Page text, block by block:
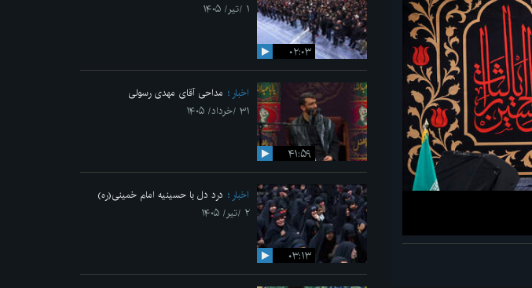
۰۲:۰۳
۱ /تیر/ ۱۴۰۵
۴۱:۵۹
اخبار
مداحی آقای مهدی رسولی
۳۱ /خرداد/ ۱۴۰۵
۰۳:۱۳
اخبار
درد دل با حسینیه امام خمینی(ره)
۲ /تیر/ ۱۴۰۵